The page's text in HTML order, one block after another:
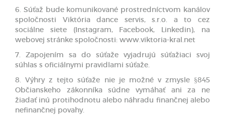
6. Súťaž bude komunikované prostredníctvom kanálov
spoločnosti Viktória dance servis, s.r.o. a to cez
sociálne siete (Instagram, Facebook, Linkedin), na
webovej stránke spoločnosti: www.viktoria-kral.net
7. Zapojením sa do súťaže vyjadrujú súťažiaci svoj
súhlas s oficiálnymi pravidlami súťaže.
8. Výhry z tejto súťaže nie je možné v zmysle §845
Občianskeho zákonníka súdne vymáhať ani za ne
žiadať inú protihodnotu alebo náhradu finančnej alebo
nefinančnej povahy.